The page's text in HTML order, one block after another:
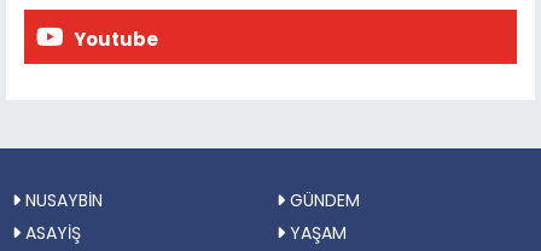
Youtube
NUSAYBİN
GÜNDEM
ASAYİŞ
YAŞAM